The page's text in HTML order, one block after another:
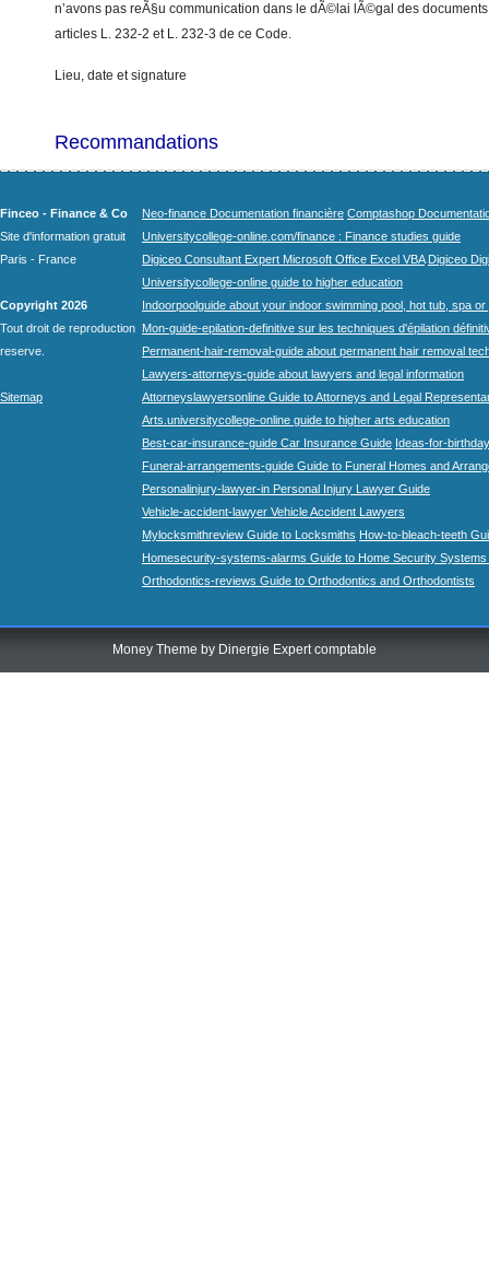
n’avons pas reÃ§u communication dans le dÃ©lai lÃ©gal des
articles L. 232-2 et L. 232-3 de ce Code.
Lieu, date et signature
Recommandations
Finceo - Finance & Co
Site d'information gratuit
Paris - France
Copyright 2026
Tout droit de reproduction
reserve.
Sitemap
Neo-finance Documentation financière Comptashop
Universitycollege-online.com/finance : Finance studies guide
Digiceo Consultant Expert Microsoft Office Excel VBA Digiceo
Universitycollege-online guide to higher education
Indoorpoolguide about your indoor swimming pool, hot tub, spa
Mon-guide-epilation-definitive sur les techniques d'épilation
Permanent-hair-removal-guide about permanent hair removal
Lawyers-attorneys-guide about lawyers and legal information
Attorneyslawyersonline Guide to Attorneys and Legal
Arts.universitycollege-online guide to higher arts education
Best-car-insurance-guide Car Insurance Guide Ideas-for-
Funeral-arrangements-guide Guide to Funeral Homes and
Personalinjury-lawyer-in Personal Injury Lawyer Guide
Vehicle-accident-lawyer Vehicle Accident Lawyers
Mylocksmithreview Guide to Locksmiths How-to-bleach-teeth
Homesecurity-systems-alarms Guide to Home Security Systems
Orthodontics-reviews Guide to Orthodontics and Orthodontists
Money Theme by Dinergie Expert comptable